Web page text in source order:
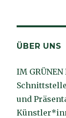
ÜBER UNS
IM
und